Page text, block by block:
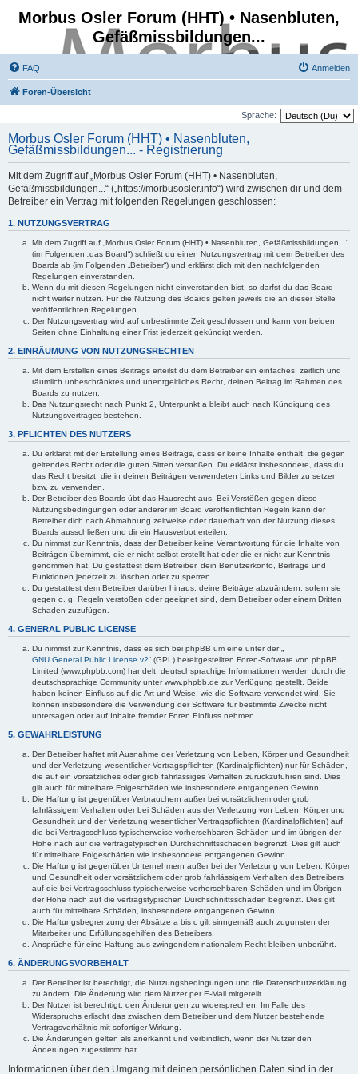
Morbus Osler Forum (HHT) • Nasenbluten,
Gefäßmissbildungen...
FAQ Anmelden
Foren-Übersicht
Sprache:
Morbus Osler Forum (HHT) • Nasenbluten,
Gefäßmissbildungen... - Registrierung
Mit dem Zugriff auf „Morbus Osler Forum (HHT) • Nasenbluten,
Gefäßmissbildungen...“ („https://morbusosler.info“) wird zwischen dir und dem
Betreiber ein Vertrag mit folgenden Regelungen geschlossen:
1. NUTZUNGSVERTRAG
Mit dem Zugriff auf „Morbus Osler Forum (HHT) • Nasenbluten, Gefäßmissbildungen...“
(im Folgenden „das Board“) schließt du einen Nutzungsvertrag mit dem Betreiber des
Boards ab (im Folgenden „Betreiber“) und erklärst dich mit den nachfolgenden
Regelungen einverstanden.
Wenn du mit diesen Regelungen nicht einverstanden bist, so darfst du das Board
nicht weiter nutzen. Für die Nutzung des Boards gelten jeweils die an dieser Stelle
veröffentlichten Regelungen.
Der Nutzungsvertrag wird auf unbestimmte Zeit geschlossen und kann von beiden
Seiten ohne Einhaltung einer Frist jederzeit gekündigt werden.
2. EINRÄUMUNG VON NUTZUNGSRECHTEN
Mit dem Erstellen eines Beitrags erteilst du dem Betreiber ein einfaches, zeitlich und
räumlich unbeschränktes und unentgeltliches Recht, deinen Beitrag im Rahmen des
Boards zu nutzen.
Das Nutzungsrecht nach Punkt 2, Unterpunkt a bleibt auch nach Kündigung des
Nutzungsvertrages bestehen.
3. PFLICHTEN DES NUTZERS
Du erklärst mit der Erstellung eines Beitrags, dass er keine Inhalte enthält, die gegen
geltendes Recht oder die guten Sitten verstoßen. Du erklärst insbesondere, dass du
das Recht besitzt, die in deinen Beiträgen verwendeten Links und Bilder zu setzen
bzw. zu verwenden.
Der Betreiber des Boards übt das Hausrecht aus. Bei Verstößen gegen diese
Nutzungsbedingungen oder anderer im Board veröffentlichten Regeln kann der
Betreiber dich nach Abmahnung zeitweise oder dauerhaft von der Nutzung dieses
Boards ausschließen und dir ein Hausverbot erteilen.
Du nimmst zur Kenntnis, dass der Betreiber keine Verantwortung für die Inhalte von
Beiträgen übernimmt, die er nicht selbst erstellt hat oder die er nicht zur Kenntnis
genommen hat. Du gestattest dem Betreiber, dein Benutzerkonto, Beiträge und
Funktionen jederzeit zu löschen oder zu sperren.
Du gestattest dem Betreiber darüber hinaus, deine Beiträge abzuändern, sofern sie
gegen o. g. Regeln verstoßen oder geeignet sind, dem Betreiber oder einem Dritten
Schaden zuzufügen.
4. GENERAL PUBLIC LICENSE
Du nimmst zur Kenntnis, dass es sich bei phpBB um eine unter der „
GNU General Public License v2“ (GPL) bereitgestellten Foren-Software von phpBB
Limited (www.phpbb.com) handelt; deutschsprachige Informationen werden durch die
deutschsprachige Community unter www.phpbb.de zur Verfügung gestellt. Beide
haben keinen Einfluss auf die Art und Weise, wie die Software verwendet wird. Sie
können insbesondere die Verwendung der Software für bestimmte Zwecke nicht
untersagen oder auf Inhalte fremder Foren Einfluss nehmen.
5. GEWÄHRLEISTUNG
Der Betreiber haftet mit Ausnahme der Verletzung von Leben, Körper und Gesundheit
und der Verletzung wesentlicher Vertragspflichten (Kardinalpflichten) nur für Schäden,
die auf ein vorsätzliches oder grob fahrlässiges Verhalten zurückzuführen sind. Dies
gilt auch für mittelbare Folgeschäden wie insbesondere entgangenen Gewinn.
Die Haftung ist gegenüber Verbrauchern außer bei vorsätzlichem oder grob
fahrlässigem Verhalten oder bei Schäden aus der Verletzung von Leben, Körper und
Gesundheit und der Verletzung wesentlicher Vertragspflichten (Kardinalpflichten) auf
die bei Vertragsschluss typischerweise vorhersehbaren Schäden und im übrigen der
Höhe nach auf die vertragstypischen Durchschnittsschäden begrenzt. Dies gilt auch
für mittelbare Folgeschäden wie insbesondere entgangenen Gewinn.
Die Haftung ist gegenüber Unternehmern außer bei der Verletzung von Leben, Körper
und Gesundheit oder vorsätzlichem oder grob fahrlässigem Verhalten des Betreibers
auf die bei Vertragsschluss typischerweise vorhersehbaren Schäden und im Übrigen
der Höhe nach auf die vertragstypischen Durchschnittsschäden begrenzt. Dies gilt
auch für mittelbare Schäden, insbesondere entgangenen Gewinn.
Die Haftungsbegrenzung der Absätze a bis c gilt sinngemäß auch zugunsten der
Mitarbeiter und Erfüllungsgehilfen des Betreibers.
Ansprüche für eine Haftung aus zwingendem nationalem Recht bleiben unberührt.
6. ÄNDERUNGSVORBEHALT
Der Betreiber ist berechtigt, die Nutzungsbedingungen und die Datenschutzerklärung
zu ändern. Die Änderung wird dem Nutzer per E-Mail mitgeteilt.
Der Nutzer ist berechtigt, den Änderungen zu widersprechen. Im Falle des
Widerspruchs erlischt das zwischen dem Betreiber und dem Nutzer bestehende
Vertragsverhältnis mit sofortiger Wirkung.
Die Änderungen gelten als anerkannt und verbindlich, wenn der Nutzer den
Änderungen zugestimmt hat.
Informationen über den Umgang mit deinen persönlichen Daten sind in der